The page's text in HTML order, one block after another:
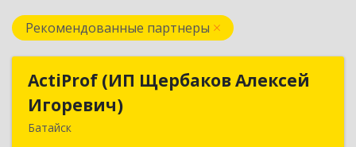
Рекомендованные партнеры
ActiProf (ИП Щербаков Алексей
Игоревич)
Батайск
ActiProf (ИП Щербаков Алексей